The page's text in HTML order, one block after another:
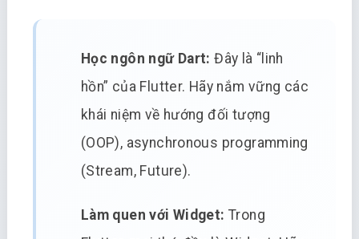
Học ngôn ngữ Dart: Đây là “linh
hồn” của Flutter. Hãy nắm vững các
khái niệm về hướng đối tượng
(OOP), asynchronous programming
(Stream, Future).
Làm quen với Widget: Trong